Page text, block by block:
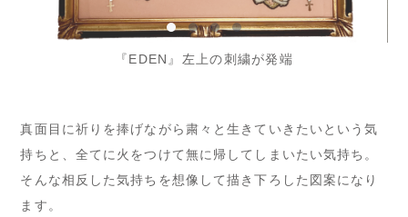
『EDEN』左上の刺繍が発端
真面目に祈りを捧げながら粛々と生きていきたいという気
持ちと、全てに火をつけて無に帰してしまいたい気持ち。
そんな相反した気持ちを想像して描き下ろした図案になり
ます。